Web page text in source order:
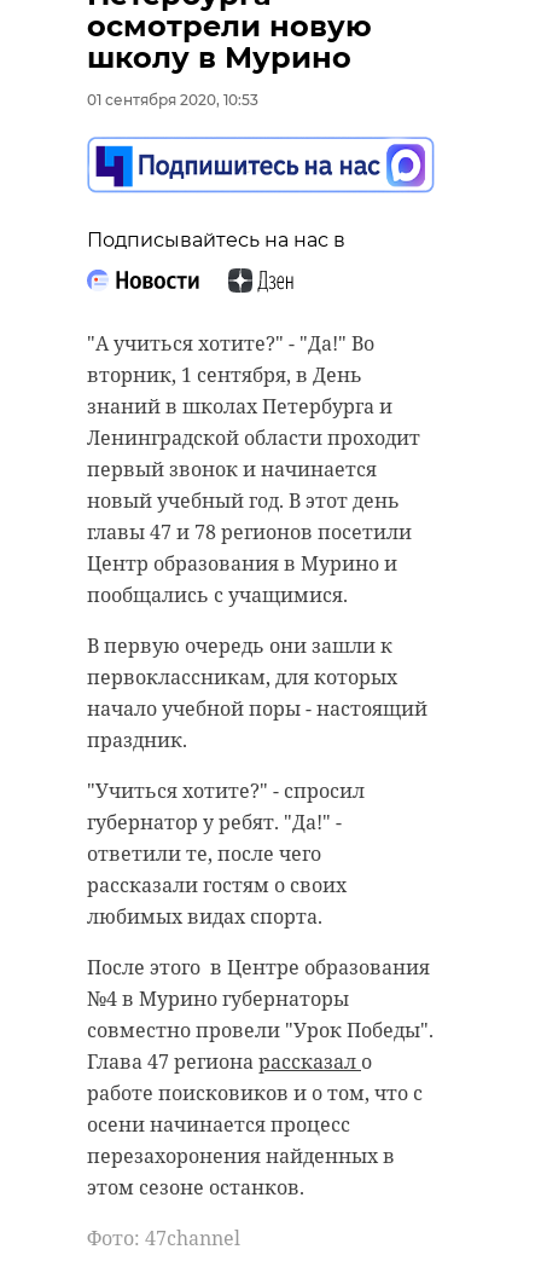
осмотрели новую
школу в Мурино
01 сентября 2020, 10:53
Подписывайтесь на нас в
"А учиться хотите?" - "Да!" Во
вторник, 1 сентября, в День
знаний в школах Петербурга и
Ленинградской области проходит
первый звонок и начинается
новый учебный год. В этот день
главы 47 и 78 регионов посетили
Центр образования в Мурино и
пообщались с учащимися.
В первую очередь они зашли к
первоклассникам, для которых
начало учебной поры - настоящий
праздник.
"Учиться хотите?" - спросил
губернатор у ребят. "Да!" -
ответили те, после чего
рассказали гостям о своих
любимых видах спорта.
После этого в Центре образования
№4 в Мурино губернаторы
совместно провели "Урок Победы".
Глава 47 регионарассказал о
работе поисковиков и о том, что с
осени начинается процесс
перезахоронения найденных в
этом сезоне останков.
Фото: 47channel
“особняк с
привидениями” XIX
века
Подписывайтесь на нас в
Сейчас расчищают рамы, снимают
старый слой краски.
Реставрируют уникальные
витражи в морском стиле.
Впереди шпаклевка дома,
утепление пенькой,
антибиологическая и
противопожарная обработка.
гатчинский район
добровольцы
реставрация усадьба
Поделиться статьей:
РЕКОМЕНДУЕМ
Хирург из
Петербурга
старинную финск
старинном кладбище
и узнал много нового
об истории города
Подписывайтесь на нас в
Руслан Семенченко мечтает,
чтобы историки-профессионалы
больше узнали о жизни Анны. В
этом году бельгийские архивы
рассекретят документы 100-
летней давности и, может тогда,
удастся узнать, какой была жизнь
Анны Беквор и других бельгийцев
история сосновый бор
Поделиться статьей: